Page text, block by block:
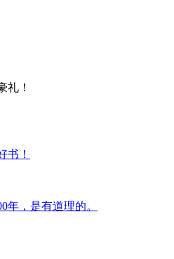
礼！
书！
年，是有道理的。